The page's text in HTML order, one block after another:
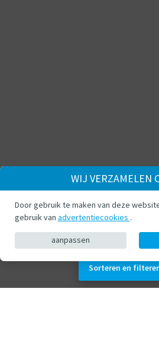
Sorteren en
WIJ VERZAMELEN
Door gebruik te maken van deze
gebruik van advertentiecookies .
aanpassen